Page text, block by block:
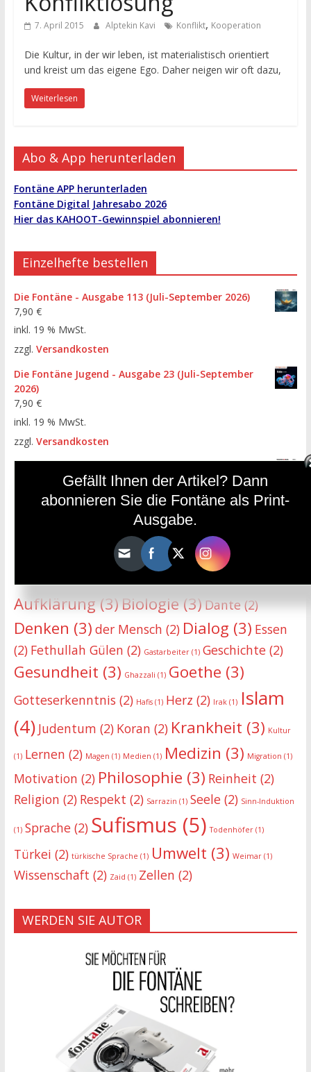
7. April 2015 Alptekin Kavi Konflikt, Kooperation
Die Kultur, in der wir leben, ist materialistisch orientiert
und kreist um das eigene Ego. Daher neigen wir oft dazu,
Weiterlesen
Abo & App herunterladen
Fontäne APP herunterladen
Fontäne Digital Jahresabo 2026
Hier das KAHOOT-Gewinnspiel abonnieren!
Einzelhefte bestellen
Die Fontäne - Ausgabe 113 (Juli-September 2026)
7,90 €
inkl. 19 % MwSt.
zzgl. Versandkosten
Die Fontäne Jugend - Ausgabe 23 (Juli-September
2026)
7,90 €
inkl. 19 % MwSt.
zzgl. Versandkosten
inkl. 19 % MwSt.
HÄUFIGE SCHLAGWÖRTER
Aufklärung(3)Biologie(3)Dante(2)
Denken (3) der Mensch (2) Dialog (3) Essen
(2) Fethullah Gülen (2) Gastarbeiter(1) Geschichte(2)
Gesundheit (3) Ghazzali (1) Goethe (3)
Gotteserkenntnis (2) Hafis(1) Herz (2) Irak(1) Islam
(4) Judentum (2) Koran (2) Krankheit (3) Kultur
(1) Lernen (2) Magen (1) Medien (1) Medizin (3) Migration (1)
Motivation (2) Philosophie (3) Reinheit (2)
Religion (2) Respekt (2) Sarrazin (1) Seele(2) Sinn-Induktion
(1) Sprache(2) Sufismus (5) Todenhöfer(1)
Türkei (2) türkische Sprache (1) Umwelt (3) Weimar(1)
Wissenschaft (2) Zaid (1) Zellen (2)
WERDEN SIE AUTOR
Gefällt Ihnen der Artikel? Dann
abonnieren Sie die Fontäne als Print-
Ausgabe.